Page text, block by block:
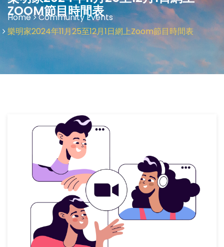
ZOOM節目時間表
Home
Community Events
樂明家2024年11月25至12月1日網上Zoom節目時間表